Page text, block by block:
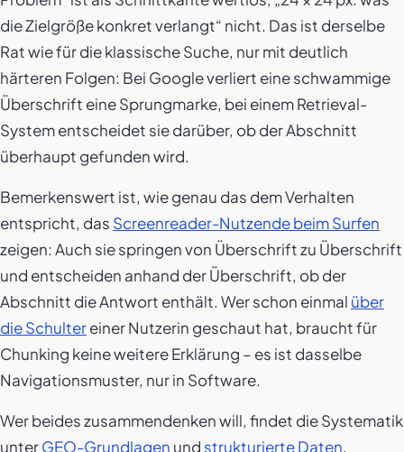
die Zielgröße konkret verlangt“ nicht. Das ist derselbe
Rat wie für die klassische Suche, nur mit deutlich
härteren Folgen: Bei Google verliert eine schwammige
Überschrift eine Sprungmarke, bei einem Retrieval-
System entscheidet sie darüber, ob der Abschnitt
überhaupt gefunden wird.
Bemerkenswert ist, wie genau das dem Verhalten
entspricht, das Screenreader-Nutzende beim Surfen
zeigen: Auch sie springen von Überschrift zu Überschrift
und entscheiden anhand der Überschrift, ob der
Abschnitt die Antwort enthält. Wer schon einmal über
die Schultereiner Nutzerin geschaut hat, braucht für
Chunking keine weitere Erklärung – es ist dasselbe
Navigationsmuster, nur in Software.
Wer beides zusammendenken will, findet die Systematik
unterGEO-Grundlagen und strukturierte Daten.